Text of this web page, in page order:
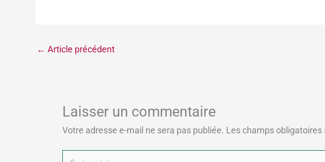
← Article précédent
Laisser un commentaire
Votre adresse e-mail ne sera pas publiée. Les champs
Écrivez